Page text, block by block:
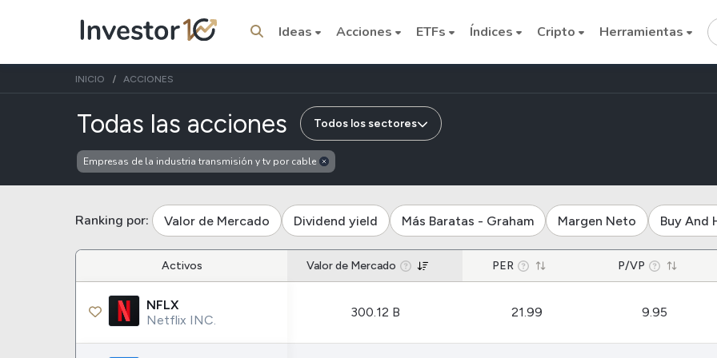
Ideas Acciones ETFs Índices Cripto Herramientas
Temas del momento
Stocks
Google
ETFs
IVV
Cryptocurrencies
INICIO ACCIONES
Todas las acciones de empresas de la industria
Todos los sectores
Empresas de la industria transmisión y tv por cable
Ranking por: Valor de Mercado Dividend yield Más Baratas - Graham Margen Neto Buy And
Activos Valor de Mercado PER P/VP
NFLX
Netflix INC.
300.12 B 21.99 9.95